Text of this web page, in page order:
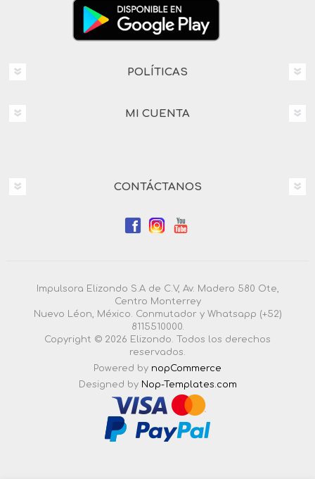
POLÍTICAS
MI CUENTA
CONTÁCTANOS
Impulsora Elizondo S.A de C.V, Av. Madero 580 Ote,
Centro Monterrey
Nuevo Léon, México. Conmutador y Whatsapp (+52)
8115510000.
Copyright © 2026 Elizondo. Todos los derechos
reservados.
Powered by nopCommerce
Designed by Nop-Templates.com